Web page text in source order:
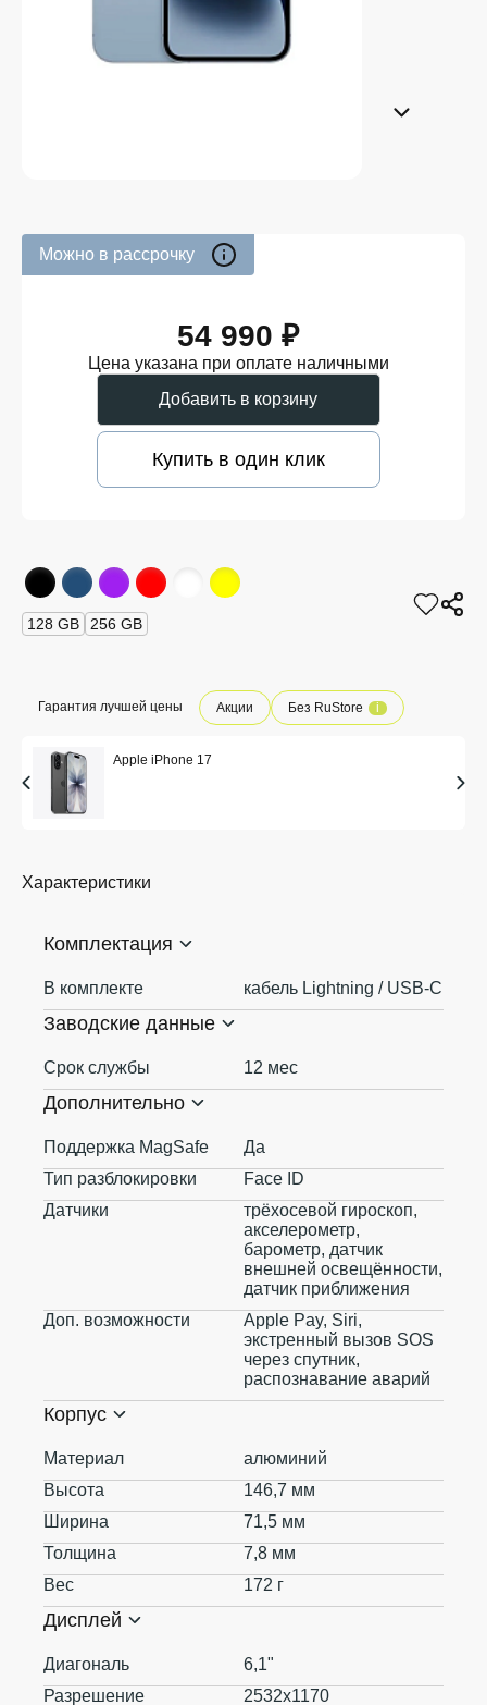
Можно в рассрочку
54 990 ₽
Цена указана при оплате наличными
Добавить в корзину
Купить в один клик
128 GB 256 GB
Гарантия лучшей цены Акции Без RuStore i
Apple iPhone 17
Характеристики
Комплектация
В комплекте кабель Lightning / USB-C
Заводские данные
Срок службы 12 мес
Дополнительно
Поддержка MagSafe
Да
Тип разблокировки
Face ID
Датчики
трёхосевой гироскоп,
акселерометр,
барометр, датчик
внешней освещённости,
датчик приближения
Доп. возможности
Apple Pay, Siri,
экстренный вызов SOS
через спутник,
распознавание аварий
Корпус
Материал
алюминий
Высота
146,7 мм
Ширина
71,5 мм
Толщина
7,8 мм
Вес
172 г
Дисплей
Диагональ
6,1"
Разрешение
2532x1170